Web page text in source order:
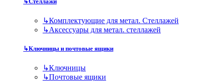
↳Комплектующие для метал. Стеллажей
↳Аксессуары для метал. стеллажей
↳Ключницы и почтовые ящики
↳Ключницы
↳Почтовые ящики